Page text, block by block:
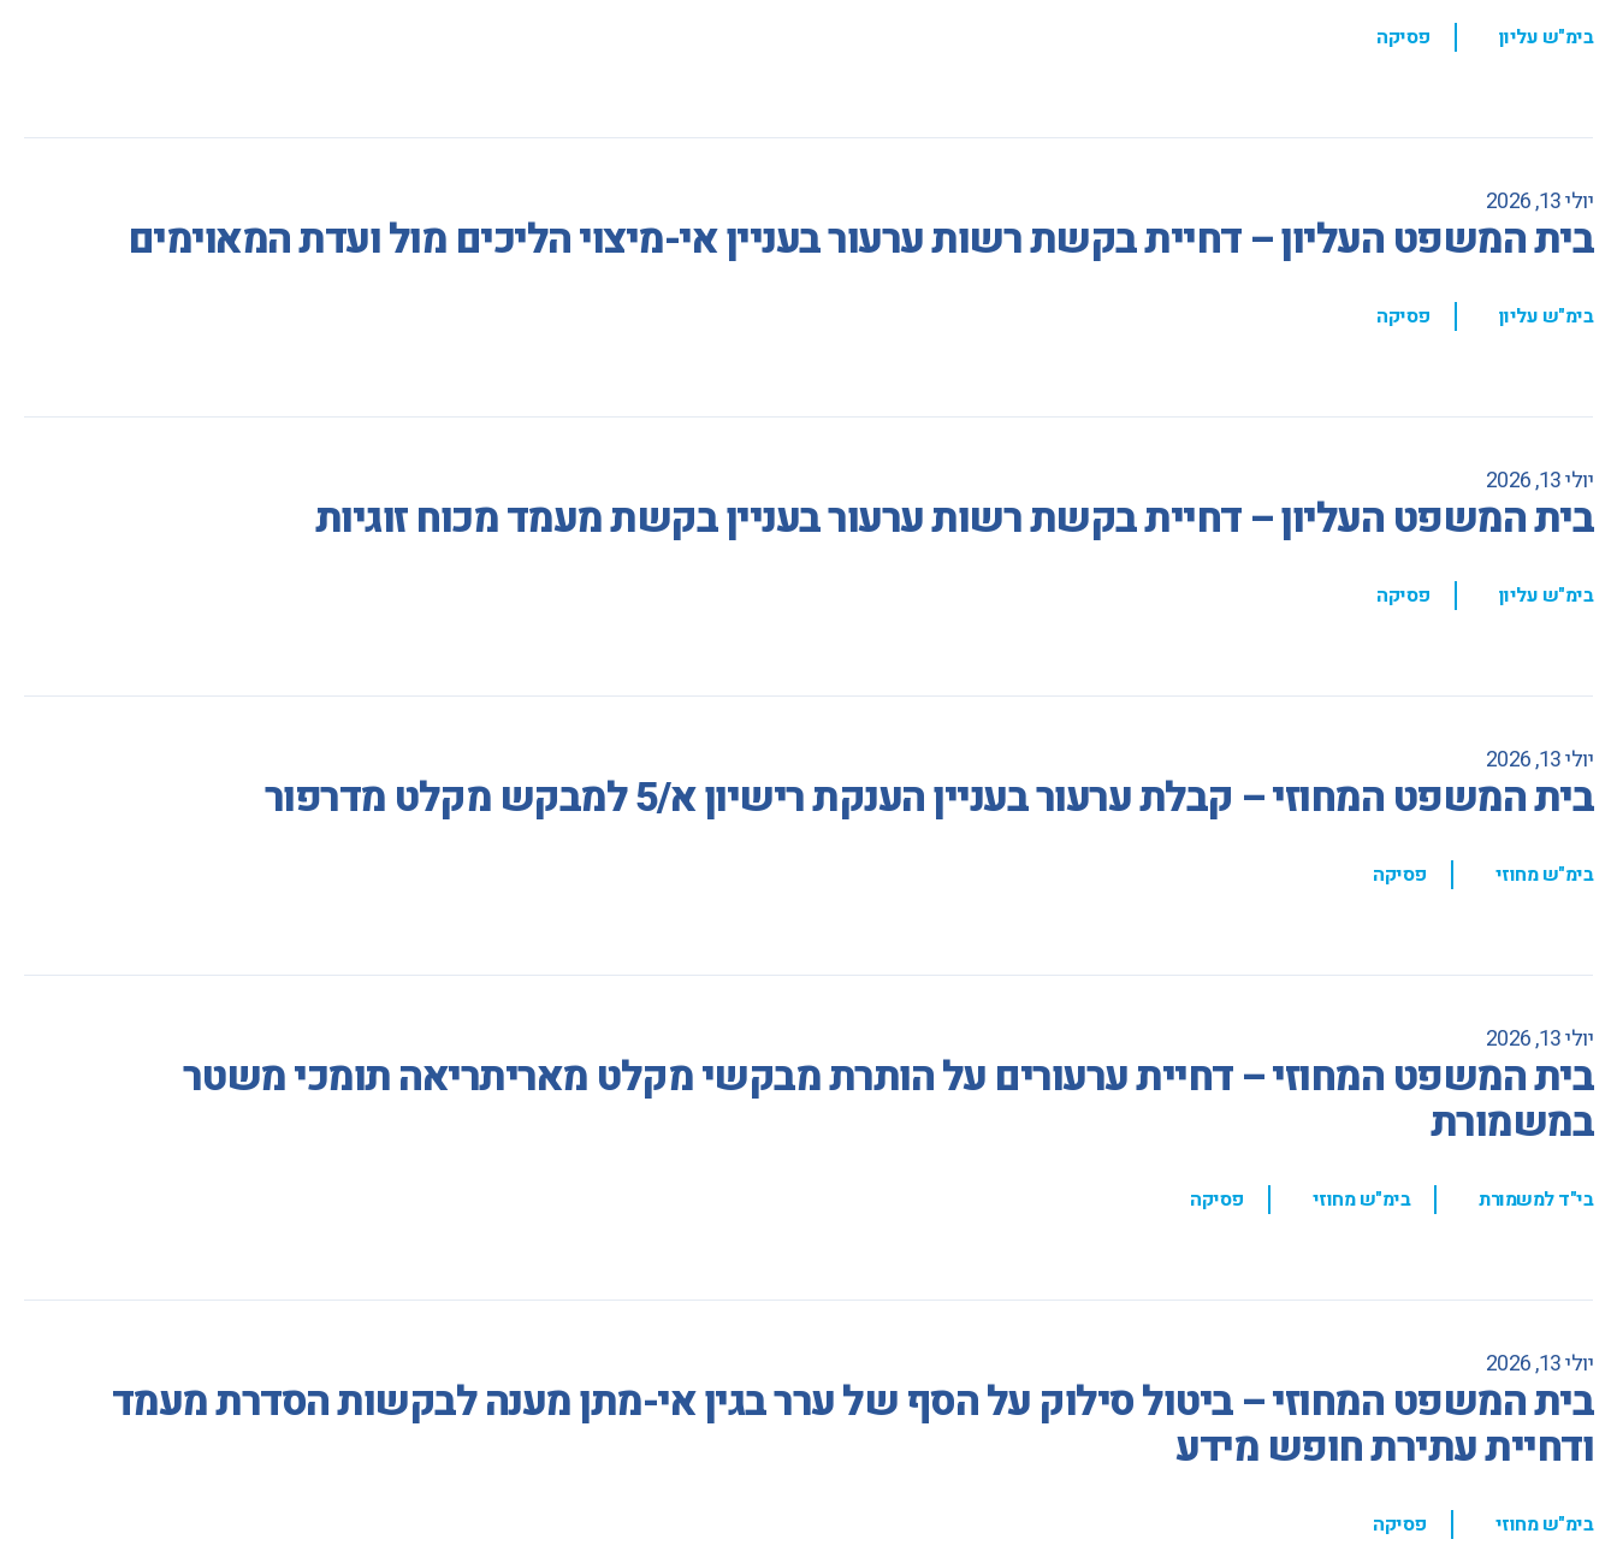
בימ"ש עליון , פסיקה
יולי 13, 2026
בית המשפט העליון – דחיית בקשת רשות ערעור בעניין אי-מיצוי הליכים מול ועדת המאוימים
בימ"ש עליון , פסיקה
יולי 13, 2026
בית המשפט העליון – דחיית בקשת רשות ערעור בעניין בקשת מעמד מכוח זוגיות
בימ"ש עליון , פסיקה
יולי 13, 2026
בית המשפט המחוזי – קבלת ערעור בעניין הענקת רישיון א/5 למבקש מקלט מדרפור
בימ"ש מחוזי , פסיקה
יולי 13, 2026
בית המשפט המחוזי – דחיית ערעורים על הותרת מבקשי מקלט מאריתריאה תומכי משטר
במשמורת
בי"ד למשמורת בימ"ש מחוזי , פסיקה
יולי 13, 2026
בית המשפט המחוזי – ביטול סילוק על הסף של ערר בגין אי-מתן מענה לבקשות הסדרת מעמד
ודחיית עתירת חופש מידע
בימ"ש מחוזי , פסיקה